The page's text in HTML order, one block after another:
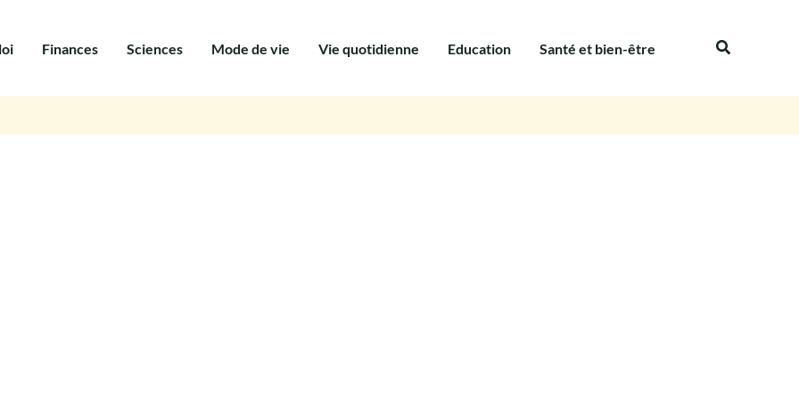
Finances Sciences Mode de vie Vie quotidienne Education Santé et bien-être